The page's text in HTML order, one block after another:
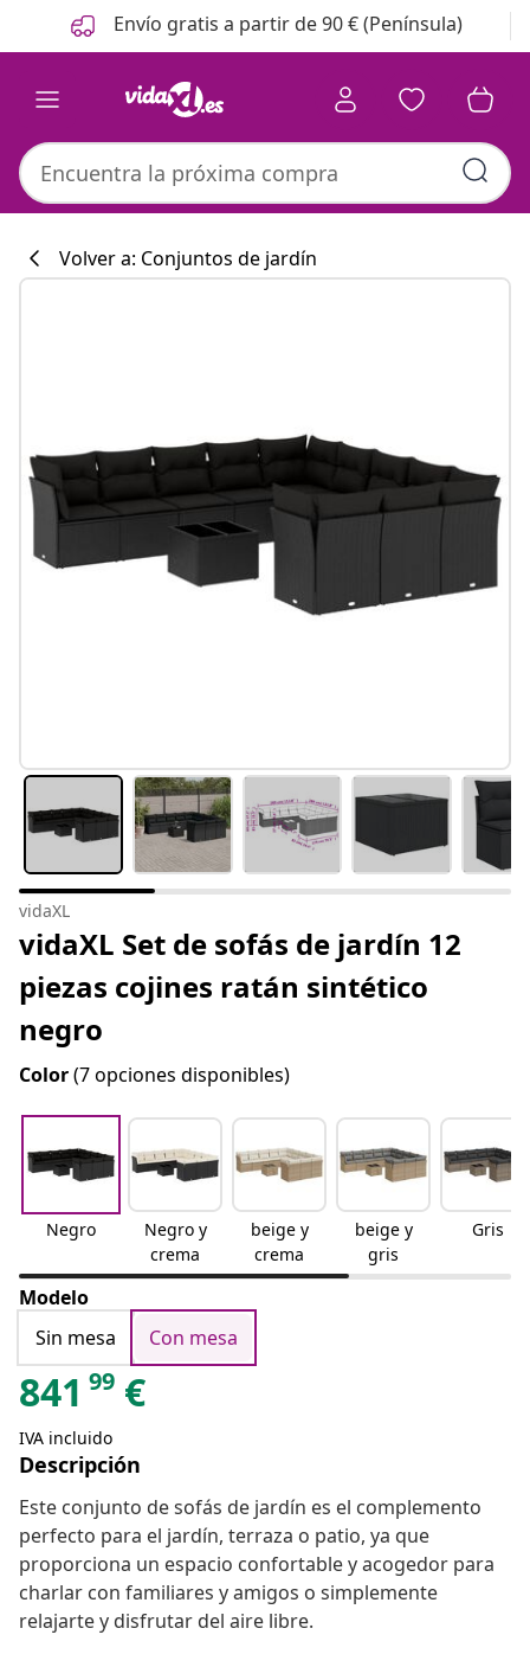
Anterior
Siguiente Envío gratis a partir de 90 € (Península)
#sharemevidaxl
Volver a: Conjuntos de jardín
vidaXL
vidaXL Set de sofás de jardín 12
piezas cojines ratán sintético
negro
Color(7 opciones disponibles)
Negro
Negro y
crema
beige y
crema
beige y
gris
Gris
Modelo
Sin mesa
Con mesa
841 99 €
IVA incluido
Descripción
Este conjunto de sofás de jardín es el complemento
perfecto para el jardín, terraza o patio, ya que
proporciona un espacio confortable y acogedor para
charlar con familiares y amigos o simplemente
relajarte y disfrutar del aire libre.